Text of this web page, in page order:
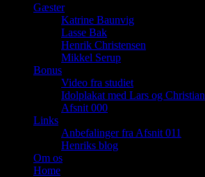
Gæster
Katrine Baunvig
Lasse Bak
Henrik Christensen
Mikkel Serup
Bonus
Video fra studiet
Idolplakat med Lars og Christian
Afsnit 000
Links
Anbefalinger fra Afsnit 011
Henriks blog
Om os
Home